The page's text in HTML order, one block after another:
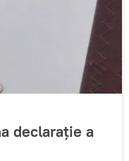
declarație a